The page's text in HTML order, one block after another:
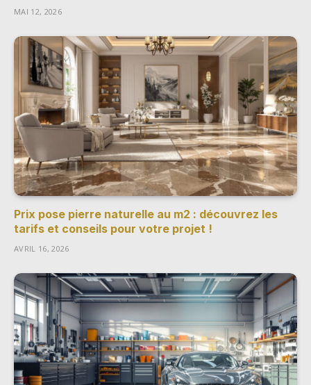
MAI 12, 2026
Prix pose pierre naturelle au m2 : découvrez les
tarifs et conseils pour votre projet !
AVRIL 16, 2026